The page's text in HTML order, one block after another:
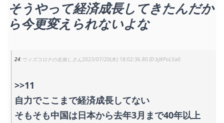
そうやって経済成長してきたんだか
ら今更変えられないよな
24 ウィズコロナの名無しさん2023/07/20(木) 18:02:36.80 bJKPoL5a0
>>11
自力でここまで経済成長してない
そもそも中国は日本から去年3月まで40年以上